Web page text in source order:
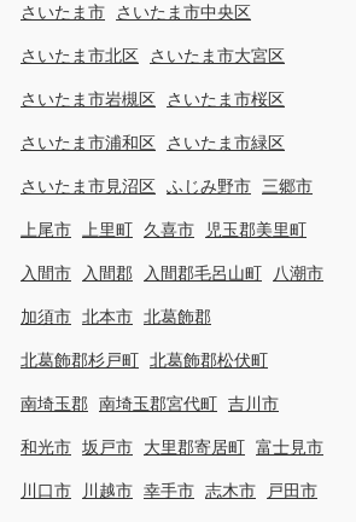
さいたま市 さいたま市中央区
さいたま市北区 さいたま市大宮区
さいたま市岩槻区 さいたま市桜区
さいたま市浦和区 さいたま市緑区
さいたま市見沼区 ふじみ野市 三郷市
上尾市 上里町 久喜市 児玉郡美里町
入間市 入間郡 入間郡毛呂山町 八潮市
加須市 北本市 北葛飾郡
北葛飾郡杉戸町 北葛飾郡松伏町
南埼玉郡 南埼玉郡宮代町 吉川市
和光市 坂戸市 大里郡寄居町 富士見市
川口市 川越市 幸手市 志木市 戸田市